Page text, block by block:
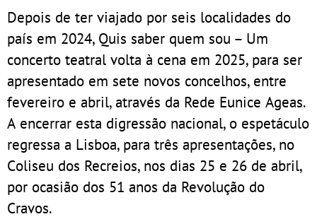
Depois de ter viajado por seis localidades do
país em 2024, Quis saber quem sou – Um
concerto teatral volta à cena em 2025, para ser
apresentado em sete novos concelhos, entre
fevereiro e abril, através da Rede Eunice Ageas.
A encerrar esta digressão nacional, o espetáculo
regressa a Lisboa, para três apresentações, no
Coliseu dos Recreios, nos dias 25 e 26 de abril,
por ocasião dos 51 anos da Revolução do
Cravos.